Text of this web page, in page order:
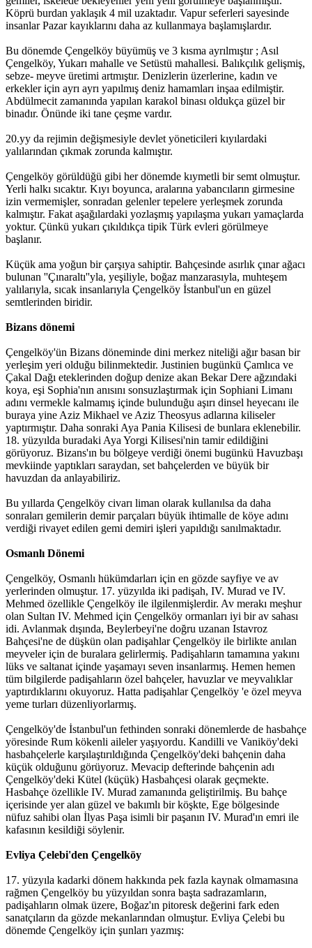
Köprü burdan yaklaşık 4 mil uzaktadır. Vapur seferleri sayesinde
insanlar Pazar kayıklarını daha az kullanmaya başlamışlardır.
Bu dönemde Çengelköy büyümüş ve 3 kısma ayrılmıştır ; Asıl
Çengelköy, Yukarı mahalle ve Setüstü mahallesi. Balıkçılık gelişmiş,
sebze- meyve üretimi artmıştır. Denizlerin üzerlerine, kadın ve
erkekler için ayrı ayrı yapılmış deniz hamamları inşaa edilmiştir.
Abdülmecit zamanında yapılan karakol binası oldukça güzel bir
binadır. Önünde iki tane çeşme vardır.
20.yy da rejimin değişmesiyle devlet yöneticileri kıyılardaki
yalılarından çıkmak zorunda kalmıştır.
Çengelköy görüldüğü gibi her dönemde kıymetli bir semt olmuştur.
Yerli halkı sıcaktır. Kıyı boyunca, aralarına yabancıların girmesine
izin vermemişler, sonradan gelenler tepelere yerleşmek zorunda
kalmıştır. Fakat aşağılardaki yozlaşmış yapılaşma yukarı yamaçlarda
yoktur. Çünkü yukarı çıkıldıkça tipik Türk evleri görülmeye
başlanır.
Küçük ama yoğun bir çarşıya sahiptir. Bahçesinde asırlık çınar ağacı
bulunan ''Çınaraltı''yla, yeşiliyle, boğaz manzarasıyla, muhteşem
yalılarıyla, sıcak insanlarıyla Çengelköy İstanbul'un en güzel
semtlerinden biridir.
Bizans dönemi
Çengelköy'ün Bizans döneminde dini merkez niteliği ağır basan bir
yerleşim yeri olduğu bilinmektedir. Justinien bugünkü Çamlıca ve
Çakal Dağı eteklerinden doğup denize akan Bekar Dere ağzındaki
koya, eşi Sophia'nın anısını sonsuzlaştırmak için Sophiani Limanı
adını vermekle kalmamış içinde bulunduğu aşırı dinsel heyecanı ile
buraya yine Aziz Mikhael ve Aziz Theosyus adlarına kiliseler
yaptırmıştır. Daha sonraki Aya Pania Kilisesi de bunlara eklenebilir.
18. yüzyılda buradaki Aya Yorgi Kilisesi'nin tamir edildiğini
görüyoruz. Bizans'ın bu bölgeye verdiği önemi bugünkü Havuzbaşı
mevkiinde yaptıkları saraydan, set bahçelerden ve büyük bir
havuzdan da anlayabiliriz.
Bu yıllarda Çengelköy civarı liman olarak kullanılsa da daha
sonraları gemilerin demir parçaları büyük ihtimalle de köye adını
verdiği rivayet edilen gemi demiri işleri yapıldığı sanılmaktadır.
Osmanlı Dönemi
Çengelköy, Osmanlı hükümdarları için en gözde sayfiye ve av
yerlerinden olmuştur. 17. yüzyılda iki padişah, IV. Murad ve IV.
Mehmed özellikle Çengelköy ile ilgilenmişlerdir. Av merakı meşhur
olan Sultan IV. Mehmed için Çengelköy ormanları iyi bir av sahası
idi. Avlanmak dışında, Beylerbeyi'ne doğru uzanan Istavroz
Bahçesi'ne de düşkün olan padişahlar Çengelköy ile birlikte anılan
meyveler için de buralara gelirlermiş. Padişahların tamamına yakını
lüks ve saltanat içinde yaşamayı seven insanlarmış. Hemen hemen
tüm bilgilerde padişahların özel bahçeler, havuzlar ve meyvalıklar
yaptırdıklarını okuyoruz. Hatta padişahlar Çengelköy 'e özel meyva
yeme turları düzenliyorlarmış.
Çengelköy'de İstanbul'un fethinden sonraki dönemlerde de hasbahçe
yöresinde Rum kökenli aileler yaşıyordu. Kandilli ve Vaniköy'deki
hasbahçelerle karşılaştırıldığında Çengelköy'deki bahçenin daha
küçük olduğunu görüyoruz. Mevacip defterinde bahçenin adı
Çengelköy'deki Kütel (küçük) Hasbahçesi olarak geçmekte.
Hasbahçe özellikle IV. Murad zamanında geliştirilmiş. Bu bahçe
içerisinde yer alan güzel ve bakımlı bir köşkte, Ege bölgesinde
nüfuz sahibi olan İlyas Paşa isimli bir paşanın IV. Murad'ın emri ile
kafasının kesildiği söylenir.
Evliya Çelebi'den Çengelköy
17. yüzyıla kadarki dönem hakkında pek fazla kaynak olmamasına
rağmen Çengelköy bu yüzyıldan sonra başta sadrazamların,
padişahların olmak üzere, Boğaz'ın pitoresk değerini fark eden
sanatçıların da gözde mekanlarından olmuştur. Evliya Çelebi bu
dönemde Çengelköy için şunları yazmış: